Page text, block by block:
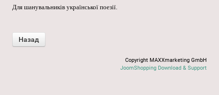
Для шанувальників української поезії.
Copyright MAXXmarketing GmbH
JoomShopping Download & Support